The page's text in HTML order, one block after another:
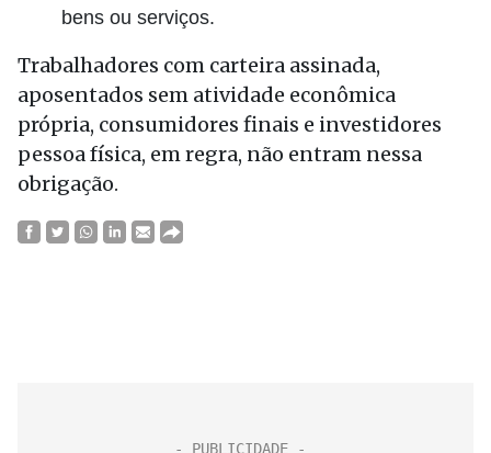
bens ou serviços.
Trabalhadores com carteira assinada,
aposentados sem atividade econômica
própria, consumidores finais e investidores
pessoa física, em regra, não entram nessa
obrigação.